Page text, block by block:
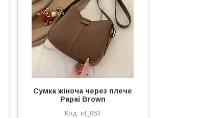
Сумка жіноча через плече
Papai Brown
id_853